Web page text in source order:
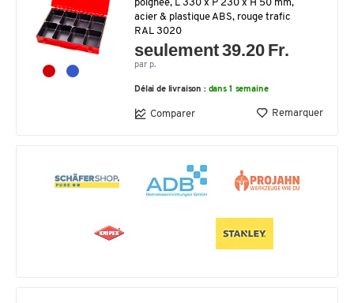
poignée, L 330 x P 230 x H 50 mm,
acier & plastique ABS, rouge trafic
RAL 3020
seulement 39.20 Fr.
par p.
Délai de livraison : dans 1 semaine
Comparer Remarquer